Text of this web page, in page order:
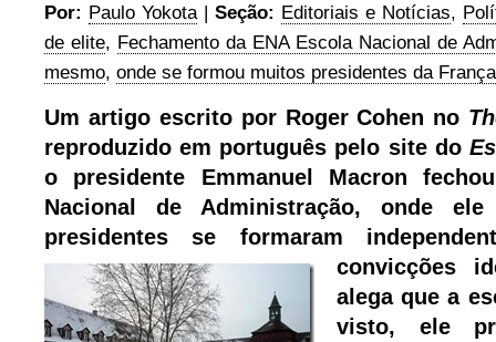
Por: Paulo Yokota | Seção: Editoriais e Notícias,
de elite, Fechamento da ENA Escola Nacional de
mesmo, onde se formou muitos presidentes da França
Um artigo escrito por Roger Cohen no
reproduzido em português pelo site do
o presidente Emmanuel Macron
Nacional de Administração, onde
presidentes se formaram
convicções
alega que a
visto, ele